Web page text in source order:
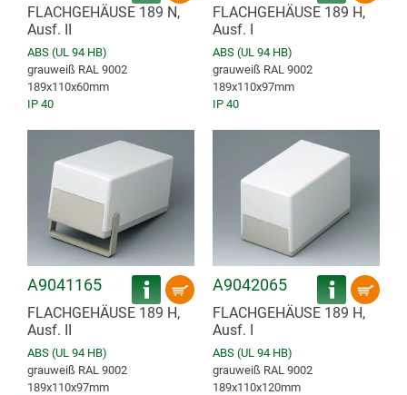
FLACHGEHÄUSE 189 N,
Ausf. II
ABS (UL 94 HB)
grauweiß RAL 9002
189x110x60mm
IP 40
FLACHGEHÄUSE 189 H,
Ausf. I
ABS (UL 94 HB)
grauweiß RAL 9002
189x110x97mm
IP 40
A9041165
FLACHGEHÄUSE 189 H,
Ausf. II
ABS (UL 94 HB)
grauweiß RAL 9002
189x110x97mm
A9042065
FLACHGEHÄUSE 189 H,
Ausf. I
ABS (UL 94 HB)
grauweiß RAL 9002
189x110x120mm